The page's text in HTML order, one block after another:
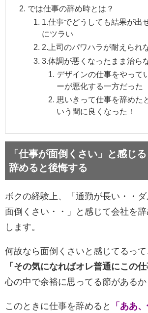
では仕事の辞め時とは？
1.仕事でどうしても結果が出
にツラい
2.上司のパワハラが耐えられ
3.体調が悪くなったまま治ら
デザインの仕事をやって
ーが悪化する一方だった
思いきって仕事を辞めた
いう間に良くなった！
「仕事が面倒くさい」と感じ
辞めると後悔する
ボクの経験上、「通勤が長い・・
面倒くさい・・」と感じて会社を
します。
何故なら面倒くさいと感じてるっ
「その気になればオレ普通にこの仕
心の中で余裕に思ってる節があるか
このときに仕事を辞めると 「ああ